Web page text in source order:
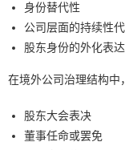
身份替代性
公司层面的持续性
股东身份的外化表达
在境外公司治理结构中
股东大会表决
董事任命或罢免